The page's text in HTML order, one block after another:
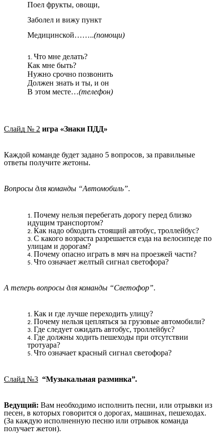
Поел фрукты, овощи,
Заболел и вижу пункт
Медицинской……..(помощи)
Что мне делать?
Как мне быть?
Нужно срочно позвонить
Должен знать и ты, и он
В этом месте…(телефон)
Слайд № 2 игра «Знаки ПДД»
Каждой команде будет задано 5 вопросов, за правильные
ответы получите жетоны.
Вопросы для команды “Автомобиль”.
Почему нельзя перебегать дорогу перед близко
идущим транспортом?
Как надо обходить стоящий автобус, троллейбус?
С какого возраста разрешается езда на велосипеде по
улицам и дорогам?
Почему опасно играть в мяч на проезжей части?
Что означает желтый сигнал светофора?
А теперь вопросы для команды “Светофор”.
Как и где лучше переходить улицу?
Почему нельзя цепляться за грузовые автомобили?
Где следует ожидать автобус, троллейбус?
Где должны ходить пешеходы при отсутствии
тротуара?
Что означает красный сигнал светофора?
Слайд №3 “Музыкальная разминка”.
Ведущий: Вам необходимо исполнить песни, или отрывки из
песен, в которых говорится о дорогах, машинах, пешеходах.
(За каждую исполненную песню или отрывок команда
получает жетон).